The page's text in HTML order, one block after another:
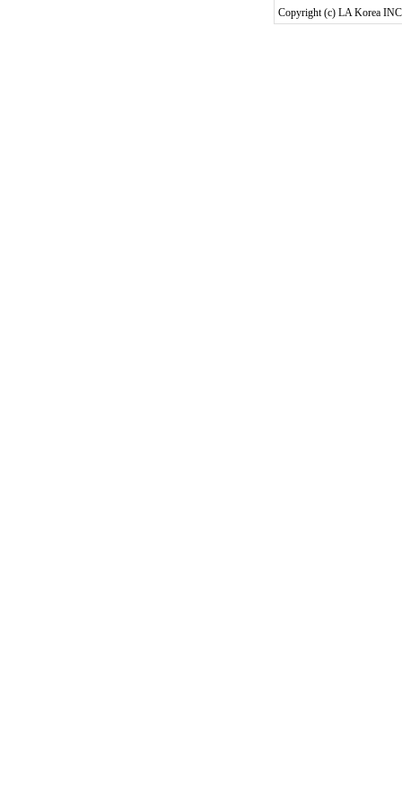
Copyright (c) LA Korea